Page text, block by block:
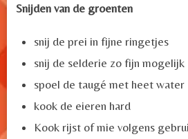
Snijden van de groenten
snij de prei in fijne ringetjes
snij de selderie zo fijn mogelijk
spoel de taugé met heet water
kook de eieren hard
Kook rijst of mie volgens